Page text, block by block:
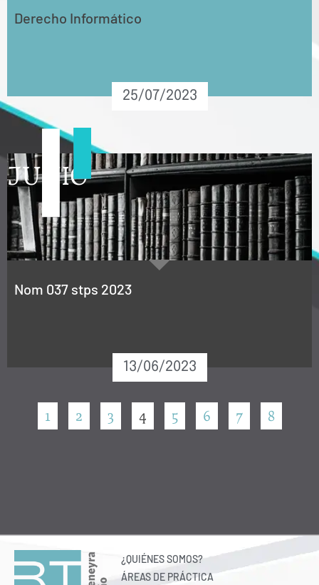
Derecho Informático
25/07/2023
JUNIO
Nom 037 stps 2023
13/06/2023
1 2 3 4 5 6 7 8
¿QUIÉNES SOMOS?
ÁREAS DE PRÁCTICA